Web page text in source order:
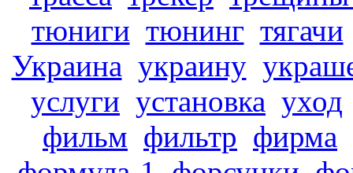
тюниги тюнинг тягачи
Украина украину
услуги установка уход
фильм фильтр фирма